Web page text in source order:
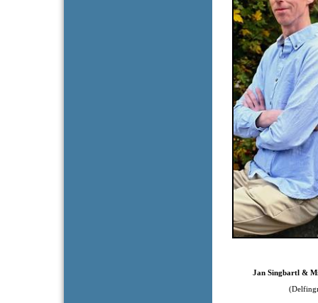
Jan Singbartl &